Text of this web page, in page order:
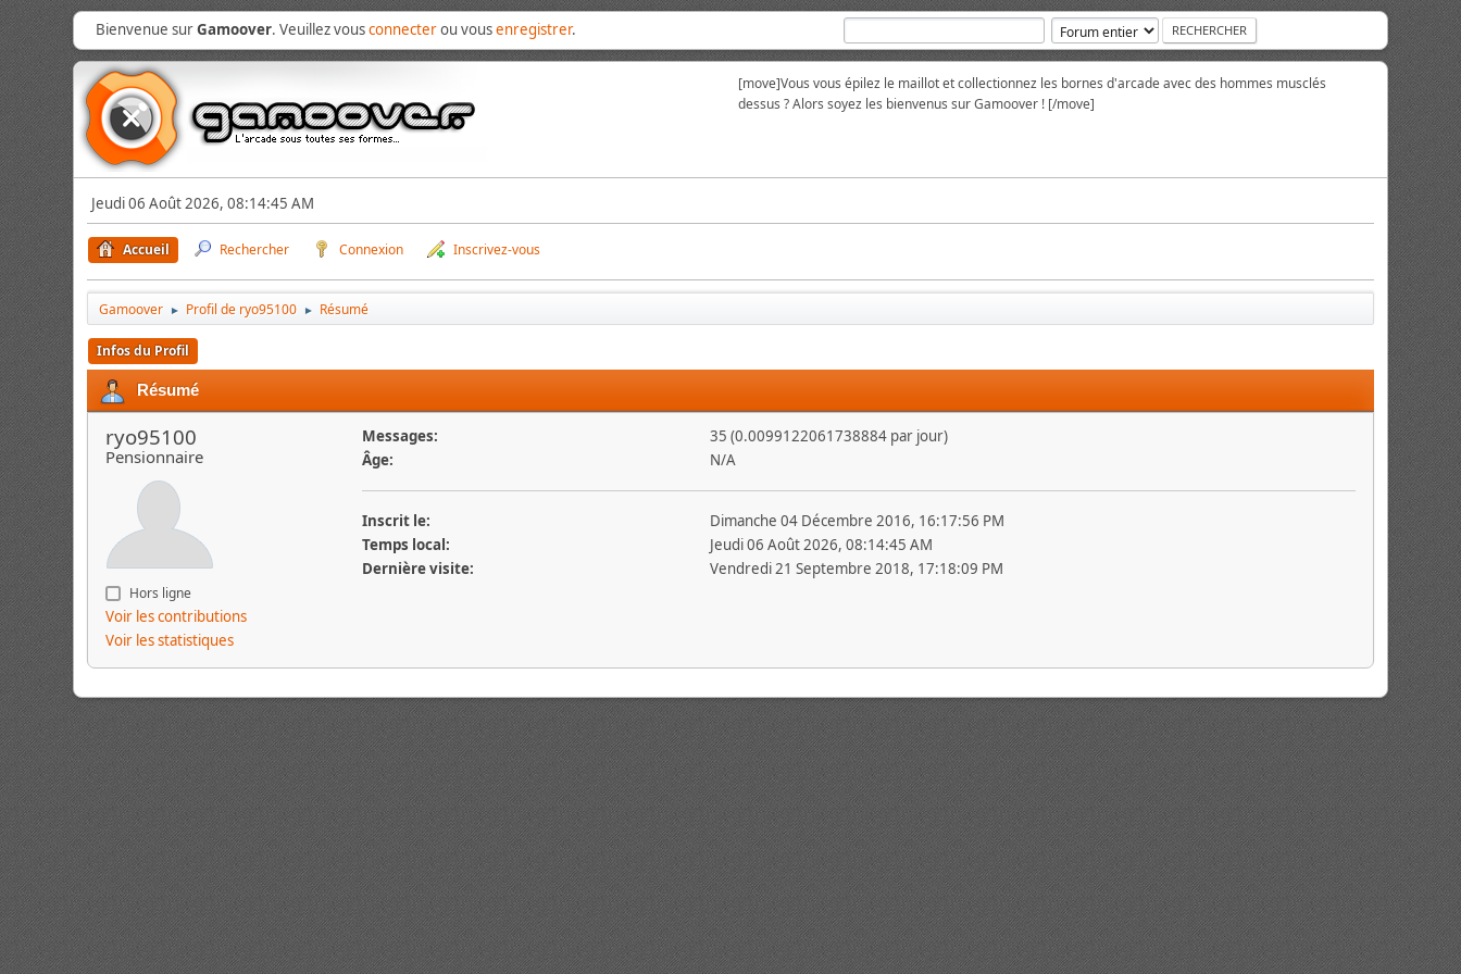
Bienvenue surGamoover. Veuillez vousconnecterou vousenregistrer.
[move]Vous vous épilez le maillot et collectionnez les bornes d'arcade avec des hommes musclés
dessus ? Alors soyez les bienvenus sur Gamoover ! [/move]
Jeudi 06 Août 2026, 08:14:45 AM
Accueil Rechercher Connexion Inscrivez-vous
Gamoover ► Profil de ryo95100 ► Résumé
Infos du Profil
Résumé
ryo95100
Pensionnaire
Hors ligne
Voir les contributions
Voir les statistiques
Messages:
35 (0.0099122061738884 par jour)
Âge:
N/A
Inscrit le:
Dimanche 04 Décembre 2016, 16:17:56 PM
Temps local:
Jeudi 06 Août 2026, 08:14:45 AM
Dernière visite:
Vendredi 21 Septembre 2018, 17:18:09 PM